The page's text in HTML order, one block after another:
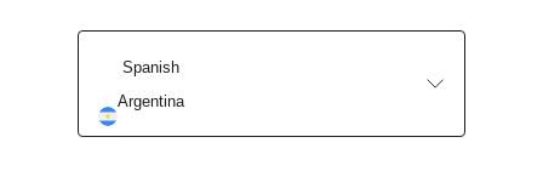
Spanish
Argentina